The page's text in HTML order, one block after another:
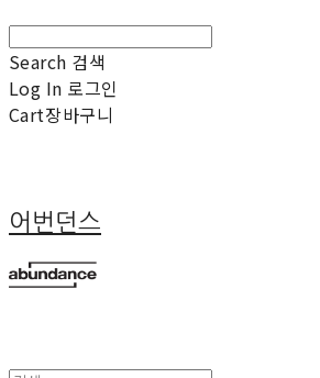
Search 검색
Log In 로그인
Cart장바구니
어번던스